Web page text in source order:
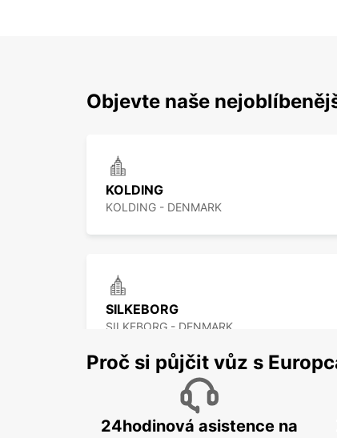
Objevte naše
KOLDING
KOLDING - DENMARK
SILKEBORG
SILKEBORG - DENMARK
AARHUS VIBY
Proč si půjčit vůz s
24hodinová asistence na